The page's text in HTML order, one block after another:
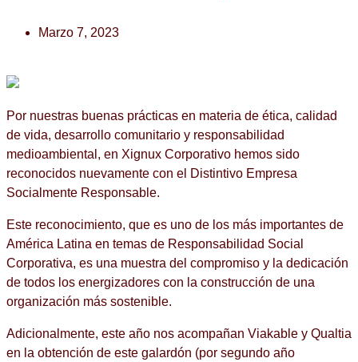
Marzo 7, 2023
Por nuestras buenas prácticas en materia de ética, calidad
de vida, desarrollo comunitario y responsabilidad
medioambiental, en Xignux Corporativo hemos sido
reconocidos nuevamente con el Distintivo Empresa
Socialmente Responsable.
Este reconocimiento, que es uno de los más importantes de
América Latina en temas de Responsabilidad Social
Corporativa, es una muestra del compromiso y la dedicación
de todos los energizadores con la construcción de una
organización más sostenible.
Adicionalmente, este año nos acompañan Viakable y Qualtia
en la obtención de este galardón (por segundo año